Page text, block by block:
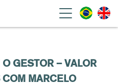
O GESTOR – VALOR
COM MARCELO